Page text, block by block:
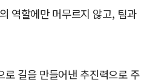
역할에만 머무르지 않고, 팀과
길을 만들어낸 추진력으로 주